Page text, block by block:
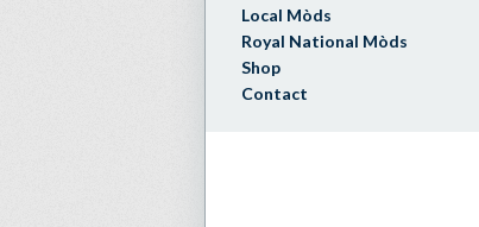
Local Mòds
Royal National Mòds
Shop
Contact